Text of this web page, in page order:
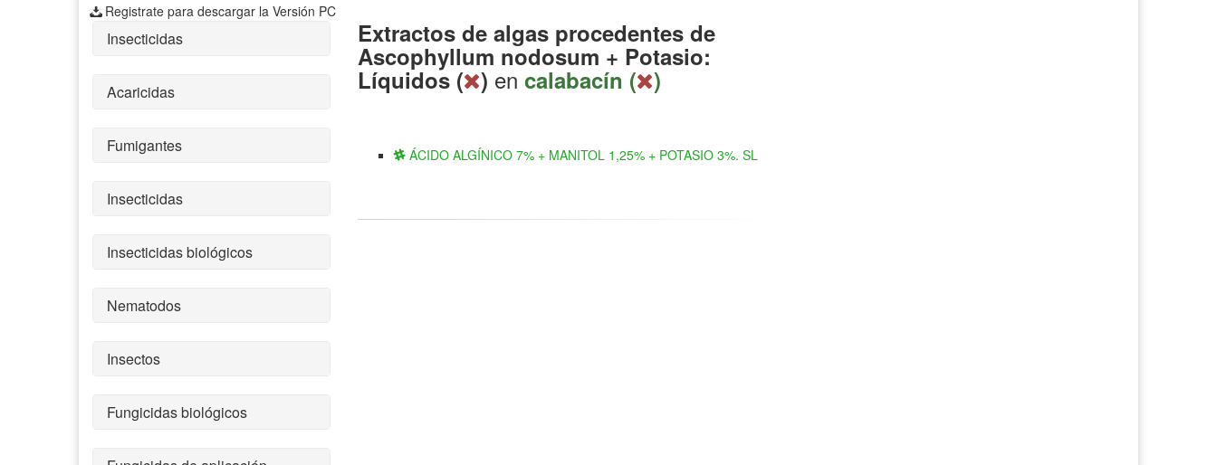
Registrate para descargar la Versión PC
Insecticidas
Acaricidas
Fumigantes
Insecticidas
Insecticidas biológicos
Nematodos
Insectos
Fungicidas biológicos
Extractos de algas procedentes de
Ascophyllum nodosum + Potasio:
Líquidos ( ) en calabacín ( )
ÁCIDO ALGÍNICO 7% + MANITOL 1,25% + POTASIO 3%. SL